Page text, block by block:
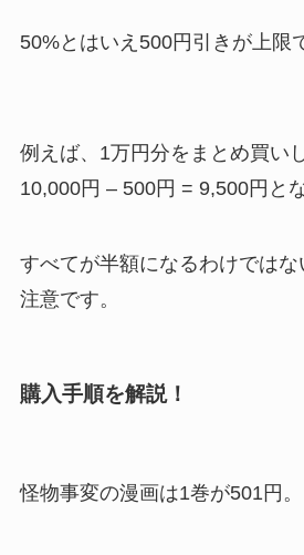
50%とはいえ500円引きが上限
例えば、1万円分をまとめ買い
10,000円 – 500円 = 9,500円と
すべてが半額になるわけでは
注意です。
購入手順を解説！
怪物事変の漫画は1巻が501円。